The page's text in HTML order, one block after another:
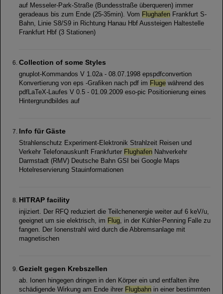
auf Messeler-Park-Straße (Bundesstraße überqueren) immer
geradeaus bis zum Ende (25-35min). Vom Flughafen Frankfurt S-
Bahn, Linie S8/S9 in Richtung Hanau Hbf Aussteigen Haltestelle
Frankfurt Hbf (3 Stationen)
Collection of some Styles
gnuplot-Kommandos V 1.02a - 08.07.1998 epspdfconvertion
Konvertierung von eps -Grafiken nach pdf im Fluge während des
pdfLaTeX-Laufes V 0.5 - 01.09.2009 eso-pic Positionierung eines
Hintergrundbildes auf
Info für Gäste
Strahlenschutz Experiment-Elektronik Strahlzeit Reisen und
Verkehr Telefonauskunft Frankfurter Flughafen Nahverkehr
Darmstadt (RMV) Deutsche Bahn GSI bei Google Maps
Hotelreservierung Stauinformationen
HITRAP facility
injiziert. Der RFQ reduziert die Teilchenenergie weiter auf 6 keV/u,
geeignet um sie elektrisch, im Flug, in der Kühler-Penning Falle zu
fangen. Der Ionenstrahl wird durch die Abbremsanlage mit
magnetischen
Gezielt gegen Krebszellen
ab. Ionen hingegen dringen in den Körper ein und entfalten ihre
schädigende Wirkung am Ende ihrer Flugbahn in einer bestimmten